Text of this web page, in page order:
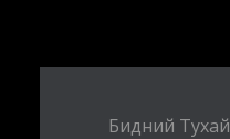
Бидний Тухай